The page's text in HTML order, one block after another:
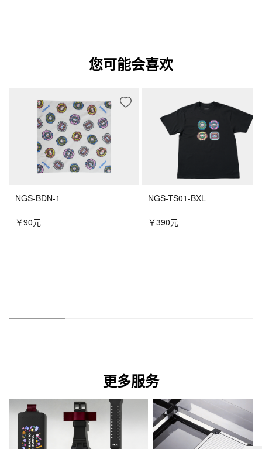
您可能会喜欢
NGS-BDN-1
￥90元
NGS-TS01-BXL
￥390元
更多服务